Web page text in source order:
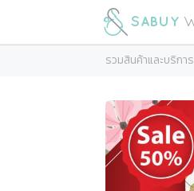
รวมสินค้าและบริการ